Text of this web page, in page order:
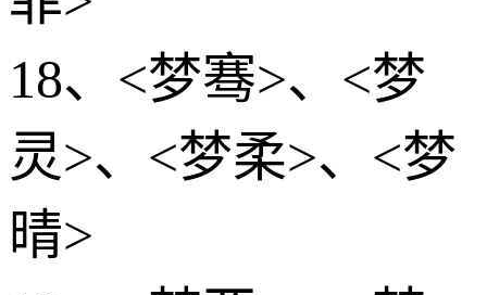
18、<梦骞>、<梦
灵>、<梦柔>、<梦
晴>